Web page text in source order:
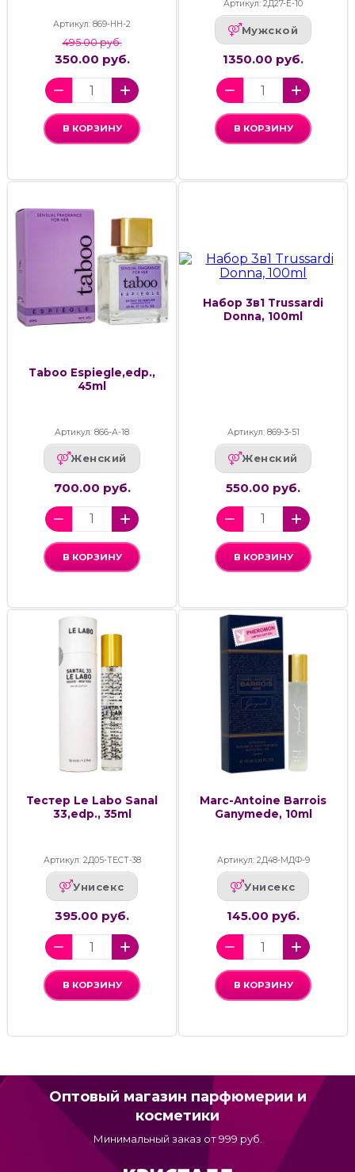
Артикул: 869-НН-2
495.00 руб.
350.00 руб.
В КОРЗИНУ
Артикул: 2Д27-Е-10
Мужской
1350.00 руб.
В КОРЗИНУ
Taboo Espiegle,edp.,
45ml
Артикул: 866-А-18
Женский
700.00 руб.
В КОРЗИНУ
Набор 3в1 Trussardi
Donna, 100ml
Артикул: 869-3-51
Женский
550.00 руб.
В КОРЗИНУ
Тестер Le Labo Sanal
33,edp., 35ml
Артикул: 2Д05-ТЕСТ-38
Унисекс
395.00 руб.
В КОРЗИНУ
Marc-Antoine Barrois
Ganymede, 10ml
Артикул: 2Д48-МДФ-9
Унисекс
145.00 руб.
В КОРЗИНУ
Оптовый магазин парфюмерии и
косметики
Минимальный заказ от 999 руб.